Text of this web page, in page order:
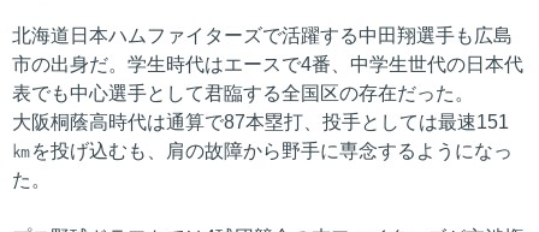
北海道日本ハムファイターズで活躍する中田翔選手も広島
市の出身だ。学生時代はエースで4番、中学生世代の日本代
表でも中心選手として君臨する全国区の存在だった。
大阪桐蔭高時代は通算で87本塁打、投手としては最速151
㎞を投げ込むも、肩の故障から野手に専念するようになっ
た。